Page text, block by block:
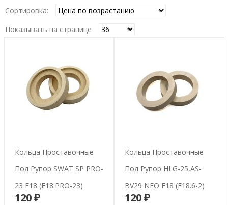
Сортировка:
Показывать на странице
Кольца Проставочные
Под Рупор SWAT SP PRO-
23 F18 (F18.PRO-23)
120 ₽В корзину
Кольца Проставочные
Под Рупор HLG-25,AS-
BV29 NEO F18 (F18.6-2)
120 ₽В корзину